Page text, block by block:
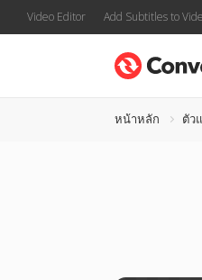
Video Editor Add Subtitles to
หน้าหลัก ตัว